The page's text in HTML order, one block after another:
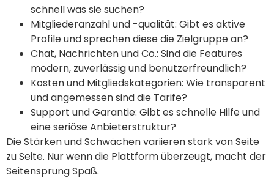
schnell was sie suchen?
Mitgliederanzahl und -qualität: Gibt es aktive
Profile und sprechen diese die Zielgruppe an?
Chat, Nachrichten und Co.: Sind die Features
modern, zuverlässig und benutzerfreundlich?
Kosten und Mitgliedskategorien: Wie transparent
und angemessen sind die Tarife?
Support und Garantie: Gibt es schnelle Hilfe und
eine seriöse Anbieterstruktur?
Die Stärken und Schwächen variieren stark von Seite
zu Seite. Nur wenn die Plattform überzeugt, macht der
Seitensprung Spaß.